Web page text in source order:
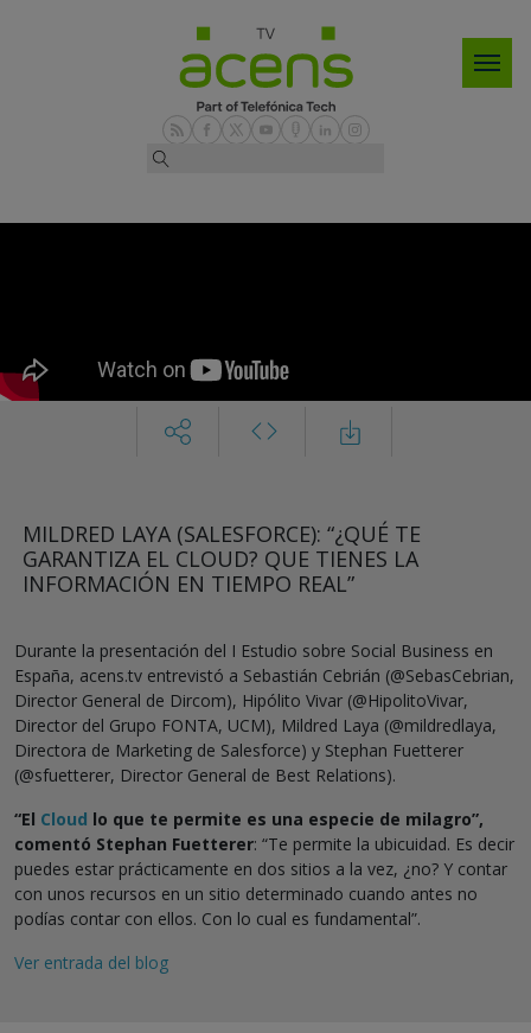
MILDRED LAYA (SALESFORCE): “¿QUÉ TE
GARANTIZA EL CLOUD? QUE TIENES LA
INFORMACIÓN EN TIEMPO REAL”
Durante la presentación del I Estudio sobre Social Business en
España, acens.tv entrevistó a Sebastián Cebrián (@SebasCebrian,
Director General de Dircom), Hipólito Vivar (@HipolitoVivar,
Director del Grupo FONTA, UCM), Mildred Laya (@mildredlaya,
Directora de Marketing de Salesforce) y Stephan Fuetterer
(@sfuetterer, Director General de Best Relations).
“El Cloud lo que te permite es una especie de milagro”,
comentó Stephan Fuetterer: “Te permite la ubicuidad. Es decir
puedes estar prácticamente en dos sitios a la vez, ¿no? Y contar
con unos recursos en un sitio determinado cuando antes no
podías contar con ellos. Con lo cual es fundamental”.
Ver entrada del blog